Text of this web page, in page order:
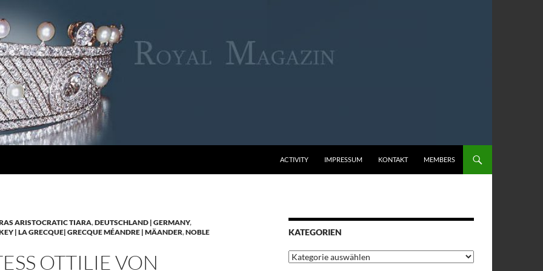
ACTIVITY IMPRESSUM KONTAKT MEMBERS
ARISTOCRATIC TIARA,DEUTSCHLAND | GERMANY,
| LA GRECQUE| GRECQUE MÉANDRE | MÄANDER,NOBLE
OTTILIE VON
KATEGORIEN
Kategorien